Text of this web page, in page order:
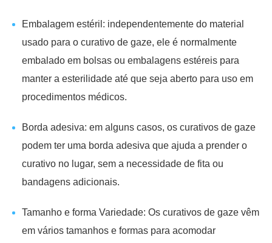
Embalagem estéril: independentemente do material
usado para o curativo de gaze, ele é normalmente
embalado em bolsas ou embalagens estéreis para
manter a esterilidade até que seja aberto para uso em
procedimentos médicos.
Borda adesiva: em alguns casos, os curativos de gaze
podem ter uma borda adesiva que ajuda a prender o
curativo no lugar, sem a necessidade de fita ou
bandagens adicionais.
Tamanho e forma Variedade: Os curativos de gaze vêm
em vários tamanhos e formas para acomodar